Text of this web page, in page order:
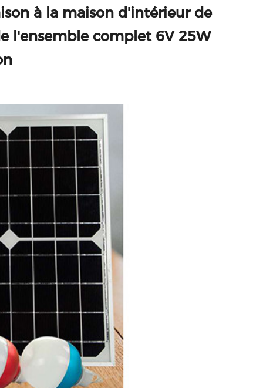
à la maison d'intérieur de
l'ensemble complet 6V 25W